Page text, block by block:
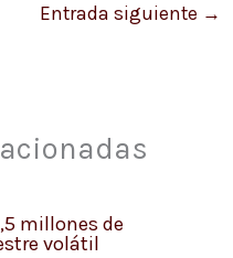
Entrada siguiente →
millones de
volátil